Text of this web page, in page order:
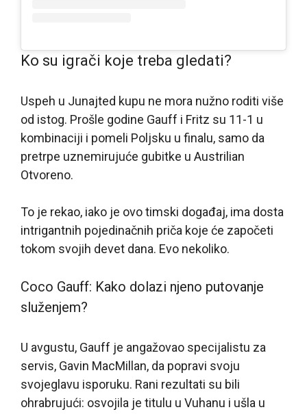
Ko su igrači koje treba gledati?
Uspeh u Junajted kupu ne mora nužno roditi više
od istog. Prošle godine Gauff i Fritz su 11-1 u
kombinaciji i pomeli Poljsku u finalu, samo da
pretrpe uznemirujuće gubitke u Austrilian
Otvoreno.
To je rekao, iako je ovo timski događaj, ima dosta
intrigantnih pojedinačnih priča koje će započeti
tokom svojih devet dana. Evo nekoliko.
Coco Gauff: Kako dolazi njeno putovanje
služenjem?
U avgustu, Gauff je angažovao specijalistu za
servis, Gavin MacMillan, da popravi svoju
svojeglavu isporuku. Rani rezultati su bili
ohrabrujući: osvojila je titulu u Vuhanu i ušla u